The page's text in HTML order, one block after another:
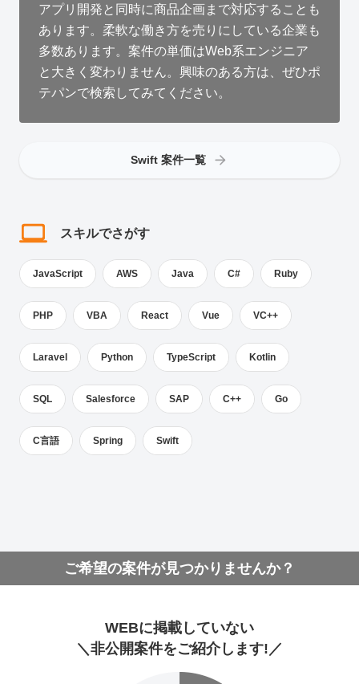
アプリ開発と同時に商品企画まで対応することも
あります。柔軟な働き方を売りにしている企業も
多数あります。案件の単価はWeb系エンジニア
と大きく変わりません。興味のある方は、ぜひポ
テパンで検索してみてください。
Swift 案件一覧
スキルでさがす
JavaScript AWS Java C# Ruby
PHP VBA React Vue VC++
Laravel Python TypeScript Kotlin
SQL Salesforce SAP C++ Go
C言語 Spring Swift
ご希望の案件が見つかりませんか？
WEBに掲載していない
＼非公開案件をご紹介します!／